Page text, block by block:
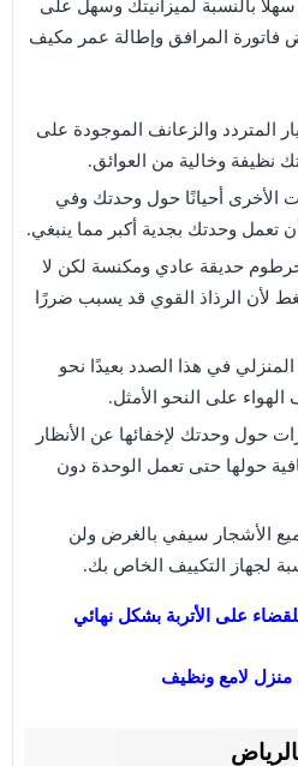
سهلاً بالنسبة لميزانيتك وسهل على
المرافق وإطالة عمر مكيف
المتردد والزعانف الموجودة على
نظيفة وخالية من العوائق.
الأخرى أحيانًا حول وحدتك وفي
تعمل وحدتك بجدية أكبر مما ينبغي.
حديقة عادي ومكنسة لكن لا
لأن الرذاذ القوي قد يسبب ضررًا
في هذا الصدد بعيدًا نحو
على النحو الأمثل.
حول وحدتك لإخفائها عن الأنظار
حولها حتى تعمل الوحدة دون
الأشجار سيفي بالغرض ولن
لجهاز التكييف الخاص بك.
على الأتربة بشكل نهائي
لامع ونظيف